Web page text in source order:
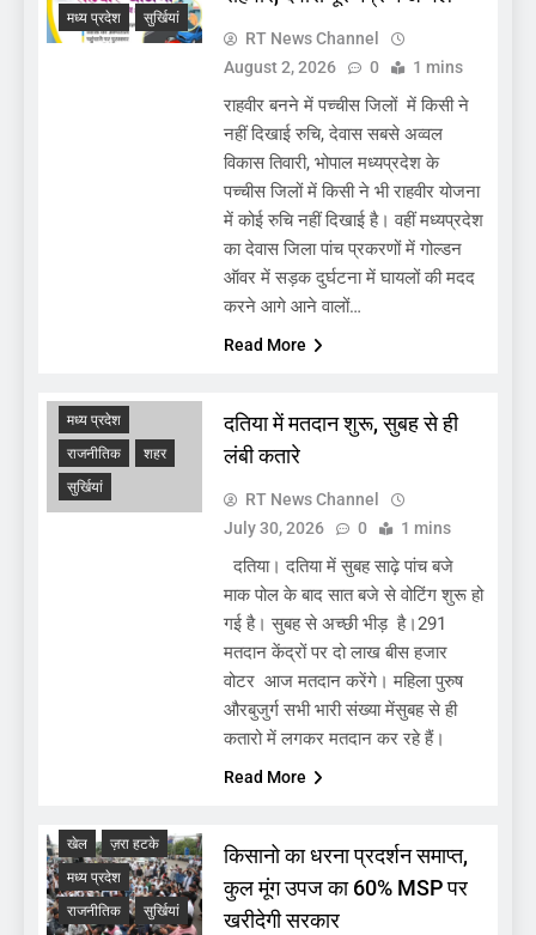
मध्य प्रदेश सुर्खियां
RT News Channel
August 2, 2026
0 1 mins
राहवीर बनने में पच्चीस जिलों में किसी ने
नहीं दिखाई रुचि, देवास सबसे अव्वल
विकास तिवारी, भोपाल मध्यप्रदेश के
पच्चीस जिलों में किसी ने भी राहवीर योजना
में कोई रुचि नहीं दिखाई है। वहीं मध्यप्रदेश
का देवास जिला पांच प्रकरणों में गोल्डन
ऑवर में सड़क दुर्घटना में घायलों की मदद
करने आगे आने वालों…
Read More
मध्य प्रदेश
राजनीतिक
शहर
सुर्खियां
दतिया में मतदान शुरू, सुबह से ही
लंबी कतारे
RT News Channel
July 30, 2026
0 1 mins
दतिया। दतिया में सुबह साढ़े पांच बजे
माक पोल के बाद सात बजे से वोटिंग शुरू हो
गई है। सुबह से अच्छी भीड़ है।291
मतदान केंद्रों पर दो लाख बीस हजार
वोटर आज मतदान करेंगे। महिला पुरुष
औरबुजुर्ग सभी भारी संख्या मेंसुबह से ही
कतारो में लगकर मतदान कर रहे हैं।
Read More
खेल
ज़रा हटके
मध्य प्रदेश
राजनीतिक
सुर्खियां
किसानो का धरना प्रदर्शन समाप्त,
कुल मूंग उपज का 60% MSP पर
खरीदेगी सरकार